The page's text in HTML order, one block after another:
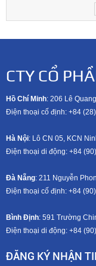
CTY CỔ
Hồ Chí Minh: 206 Lê
Điện thoại cố định: +84
Hà Nội: Lô CN 05, KCN
Điện thoại di động: +84
Đà Nẵng: 211 Nguyễn
Điện thoại cố định: +84
Bình Định: 591 Trường
Điện thoại di động: +84
ĐĂNG KÝ NHẬN